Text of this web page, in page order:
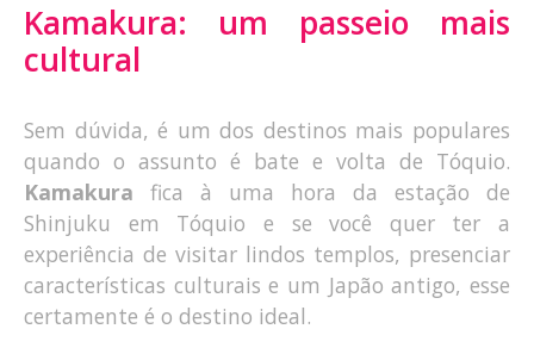
Kamakura: um passeio mais
cultural
Sem dúvida, é um dos destinos mais populares
quando o assunto é bate e volta de Tóquio.
Kamakura fica à uma hora da estação de
Shinjuku em Tóquio e se você quer ter a
experiência de visitar lindos templos, presenciar
características culturais e um Japão antigo, esse
certamente é o destino ideal.